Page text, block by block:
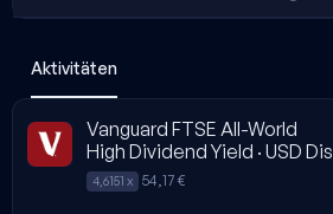
Aktivitäten
Vanguard FTSE All-World
High Dividend Yield · USD Dis
4,6151 x 54,17 €